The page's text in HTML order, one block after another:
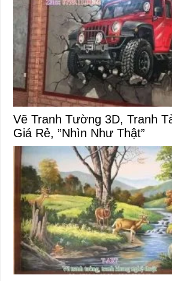
Vẽ Tranh Tường 3D, Tranh
Giá Rẻ, ”Nhìn Như Thật”